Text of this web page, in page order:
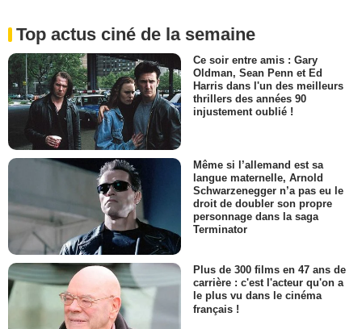
Top actus ciné de la semaine
Ce soir entre amis : Gary
Oldman, Sean Penn et Ed
Harris dans l'un des meilleurs
thrillers des années 90
injustement oublié !
Même si l’allemand est sa
langue maternelle, Arnold
Schwarzenegger n’a pas eu le
droit de doubler son propre
personnage dans la saga
Terminator
Plus de 300 films en 47 ans de
carrière : c'est l'acteur qu'on a
le plus vu dans le cinéma
français !